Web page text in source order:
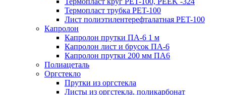
Термопласт трубка PET-100
Лист полиэтилентерефталатная PET-100
Капролон
Капролон прутки ПА-6 1 м
Капролон лист и брусок ПА-6
Капролон прутки 200 мм ПА6
Полиацеталь
Оргстекло
Прутки из оргстекла
Листы из оргстекла, поликарбонат